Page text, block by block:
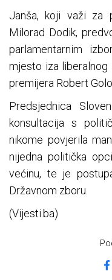
Janša, koji važi za
Milorad Dodik,
parlamentarnim
mjesto iza liberalnog
premijera Robert
Predsjednica
konsultacija s
nikome povjerila
nijedna politička
većinu, te je
Državnom zboru.
(Vijesti.ba)